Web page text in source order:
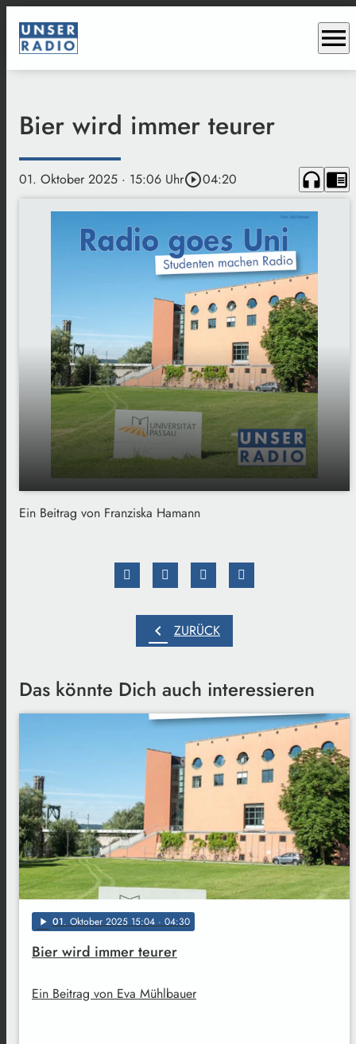
menu
Bier wird immer teurer
01. Oktober 2025 · 15:06 Uhrplay_circle_outline04:20 headphones chrome_reader_mode
play_arrow Bier wird immer teurer
Ein Beitrag von Franziska Hamann
chevron_left ZURÜCK
Das könnte Dich auch interessieren
play_arrow 01. Oktober 2025 15:04 · 04:30
Bier wird immer teurer
Ein Beitrag von Eva Mühlbauer